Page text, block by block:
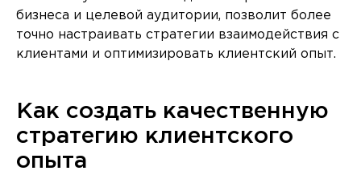
бизнеса и целевой аудитории, позволит более
точно настраивать стратегии взаимодействия с
клиентами и оптимизировать клиентский опыт.
Как создать качественную
стратегию клиентского
опыта